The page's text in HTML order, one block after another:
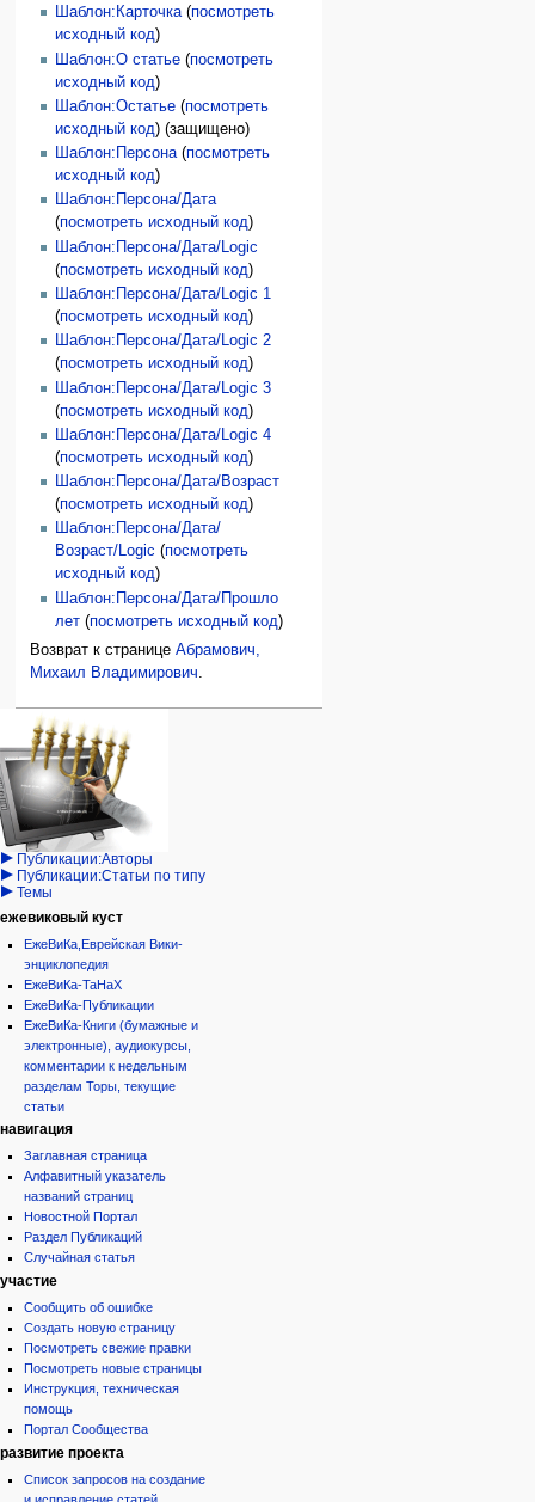
Шаблон:Карточка(посмотреть
исходный код)
Шаблон:О статье(посмотреть
исходный код)
Шаблон:Остатье(посмотреть
исходный код) (защищено)
Шаблон:Персона(посмотреть
исходный код)
Шаблон:Персона/Дата
(посмотреть исходный код)
Шаблон:Персона/Дата/Logic
(посмотреть исходный код)
Шаблон:Персона/Дата/Logic 1
(посмотреть исходный код)
Шаблон:Персона/Дата/Logic 2
(посмотреть исходный код)
Шаблон:Персона/Дата/Logic 3
(посмотреть исходный код)
Шаблон:Персона/Дата/Logic 4
(посмотреть исходный код)
Шаблон:Персона/Дата/Возраст
(посмотреть исходный код)
Шаблон:Персона/Дата/
Возраст/Logic (посмотреть
исходный код)
Шаблон:Персона/Дата/Прошло
лет(посмотреть исходный код)
Возврат к страницеАбрамович,
Михаил Владимирович
Навигация
персональные инструменты
войти
запрос
учётной
записи
категории
Израиль:Страна и
государство
Иудаизм
Народ
Проекты
Проекты/Участники/
дополнения
Публикации:Авторы
Публикации:Статьи по типу
Темы
ежевиковый куст
ЕжеВиКа,Еврейская Вики-
энциклопедия
ЕжеВиКа-ТаНаХ
ЕжеВиКа-Публикации
ЕжеВиКа-Книги (бумажные и
электронные), аудиокурсы,
комментарии к недельным
разделам Торы, текущие
статьи
навигация
Заглавная страница
Алфавитный указатель
названий страниц
Новостной Портал
Раздел Публикаций
Случайная статья
участие
Сообщить об ошибке
Создать новую страницу
Посмотреть свежие правки
Посмотреть новые страницы
Инструкция, техническая
помощь
Портал Сообщества
развитие проекта
Список запросов на создание
и исправление статей